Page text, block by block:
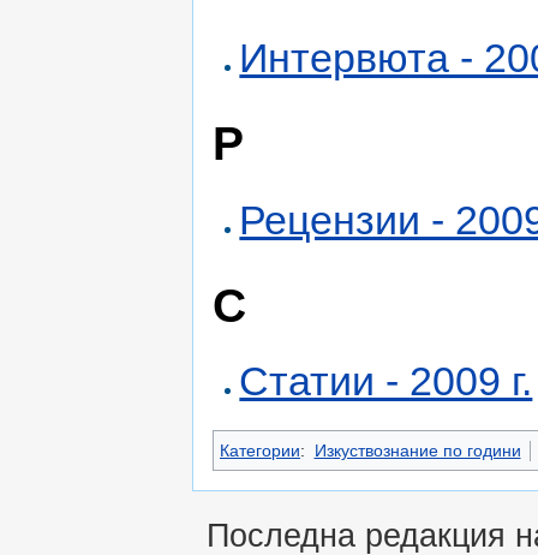
Интервюта -
Р
Рецензии -
С
Статии - 2009 г.
Категории: Изкуствознание по години
Последна редакция